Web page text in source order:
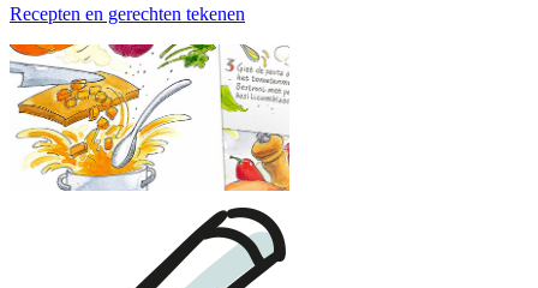
Recepten en gerechten tekenen